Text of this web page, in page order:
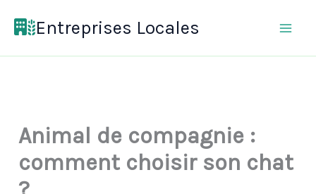
Entreprises Locales
Animal de compagnie :
comment choisir son chat